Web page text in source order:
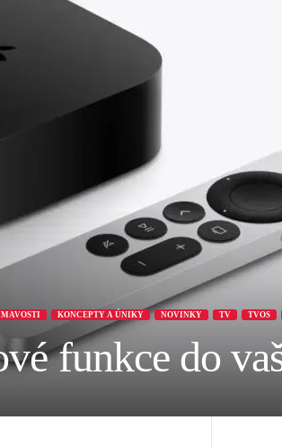
KONCEPTY A ÚNIKY NOVINKY TV TVOS
funkce do